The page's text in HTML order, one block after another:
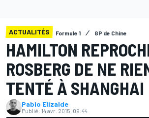
ACTUALITÉS Formule 1 GP de Chine
HAMILTON
ROSBERG DE NE
TENTÉ À SHANGHAI
Pablo Elizalde
Publié: 14 avr. 2015, 09:44